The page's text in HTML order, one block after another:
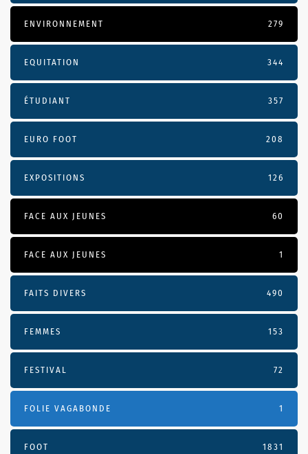
ENVIRONNEMENT 279
EQUITATION 344
ÉTUDIANT 357
EURO FOOT 208
EXPOSITIONS 126
FACE AUX JEUNES 60
FACE AUX JEUNES 1
FAITS DIVERS 490
FEMMES 153
FESTIVAL 72
FOLIE VAGABONDE 1
FOOT 1831